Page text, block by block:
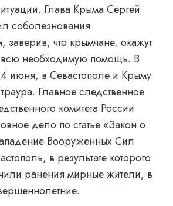
Глава Крыма Сергей
соболезнования
заверив, что крымчане. окажут
необходимую помощь. В
июня, в Севастополе и Крыму
Главное следственное
комитета России
дело по статье «Закон о
Вооруженных Сил
в результате которого
ранения мирные жители, в